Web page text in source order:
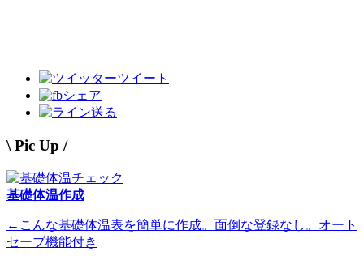
ツイート
シェア
送る
\ Pic Up /
基礎体温作成
←こんな基礎体温表を簡単に作成。面倒な登録なし。オート
セーブ機能付き